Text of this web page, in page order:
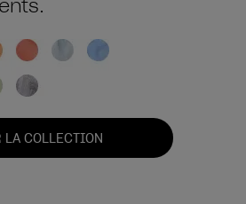
LA COLLECTION